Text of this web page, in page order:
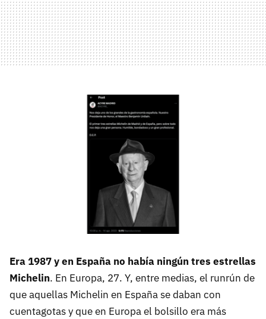
Era 1987 y en España no había ningún tres estrellas
Michelin. En Europa, 27. Y, entre medias, el runrún de
que aquellas Michelin en España se daban con
cuentagotas y que en Europa el bolsillo era más